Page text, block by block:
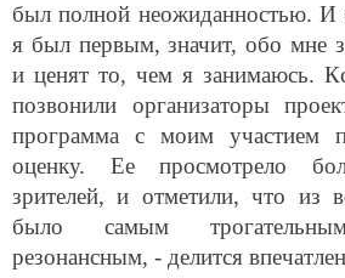
был полной неожиданностью. И
я был первым, значит, обо мне
и ценят то, чем я занимаюсь.
позвонили организаторы
программа с моим участием
оценку. Ее просмотрело
зрителей, и отметили, что из
было самым
резонансным, - делится